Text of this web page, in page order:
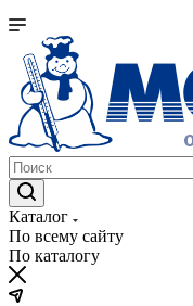
Каталог
По всему сайту
По каталогу